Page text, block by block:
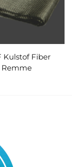
Kulstof Fiber
Remme